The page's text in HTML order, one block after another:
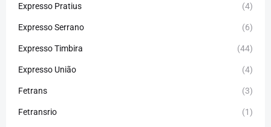
Expresso Pratius (4)
Expresso Serrano (6)
Expresso Timbira (44)
Expresso União (4)
Fetrans (3)
Fetransrio (1)